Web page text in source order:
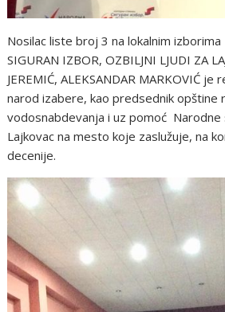
Nosilac liste broj 3 na lokalnim izborima
SIGURAN IZBOR, OZBILJNI LJUDI ZA
JEREMIĆ, ALEKSANDAR MARKOVIĆ je
narod izabere, kao predsednik opštine
vodosnabdevanja i uz pomoć
Lajkovac na mesto koje zaslužuje, na
decenije.